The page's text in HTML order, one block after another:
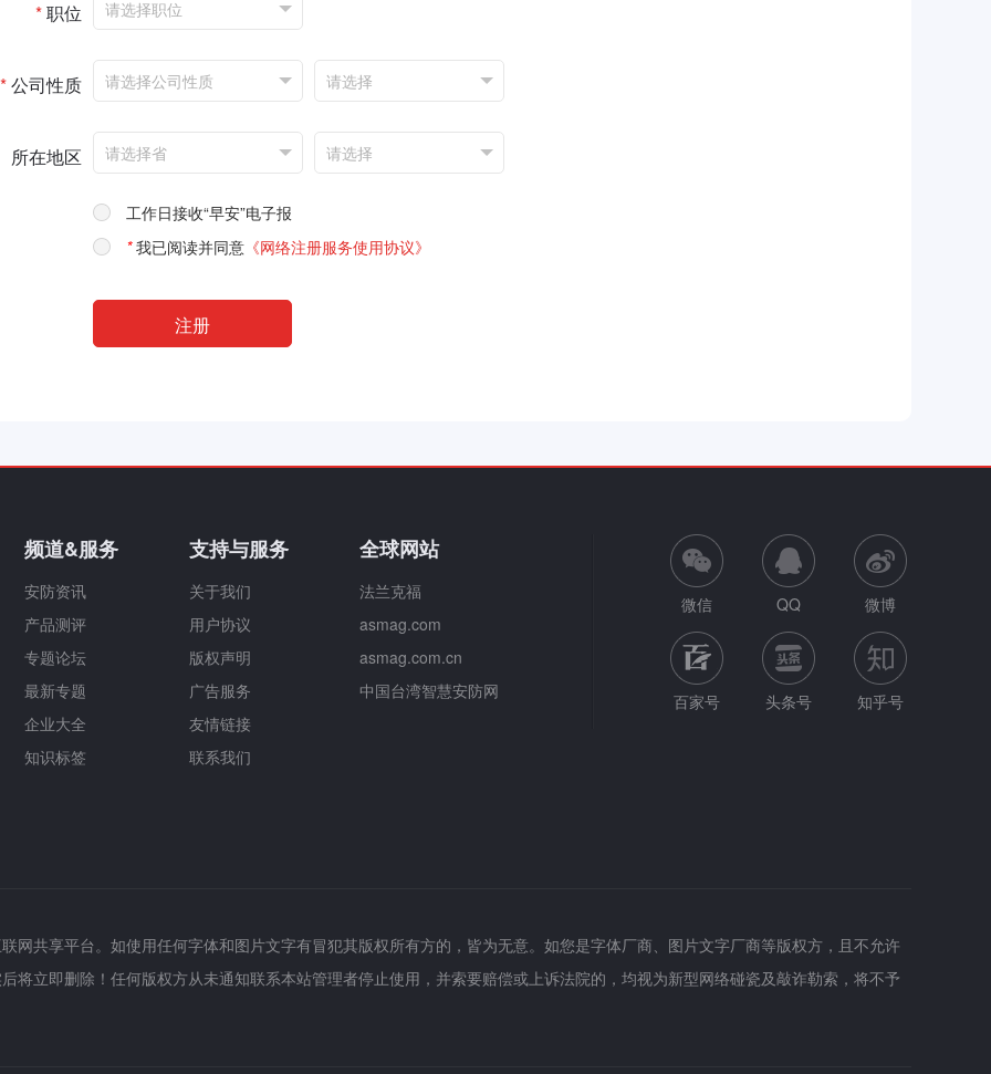
*职位
*公司性质
所在地区
工作日接收“早安”电子报
*我已阅读并同意 《网络注册服务使用协议》
频道&服务
安防资讯
产品测评
专题论坛
最新专题
企业大全
知识标签
支持与服务
关于我们
用户协议
版权声明
广告服务
友情链接
联系我们
全球网站
法兰克福
asmag.com
asmag.com.cn
中国台湾智慧安防网
微信 QQ 微博
百家号 头条号 知乎号
网共享平台。如使用任何字体和图片文字有冒犯其版权所有方的，皆为无意。如您是字体厂商、图片文字厂商等版权方，且不允许
将立即删除！任何版权方从未通知联系本站管理者停止使用，并索要赔偿或上诉法院的，均视为新型网络碰瓷及敲诈勒索，将不予